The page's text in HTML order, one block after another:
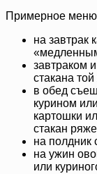
Примерное меню
на завтрак
завтраком
стакана
в обед
курином
картошки
стакан
на полдник
на ужин
или